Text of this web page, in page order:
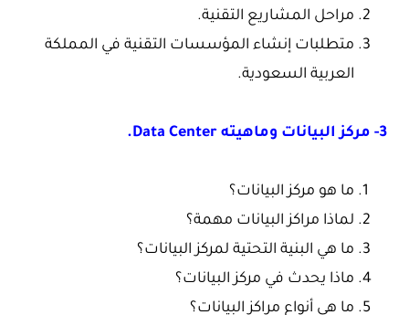
مراحل المشاريع التقنية.
متطلبات إنشاء المؤسسات التقنية في المملكة
العربية السعودية.
3- مركز البيانات وماهيته Data Center.
ما هو مركز البيانات؟
لماذا مراكز البيانات مهمة؟
ما هي البنية التحتية لمركز البيانات؟
ماذا يحدث في مركز البيانات؟
ما هي أنواع مراكز البيانات؟